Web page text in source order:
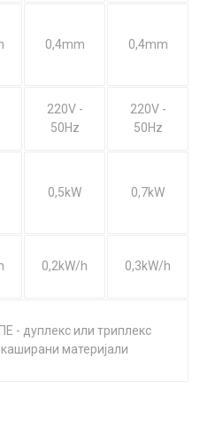
0,4mm 0,4mm
220V -
50Hz
220V -
50Hz
0,5kW 0,7kW
0,2kW/h 0,3kW/h
- дуплекс или триплекс
каширани материјали